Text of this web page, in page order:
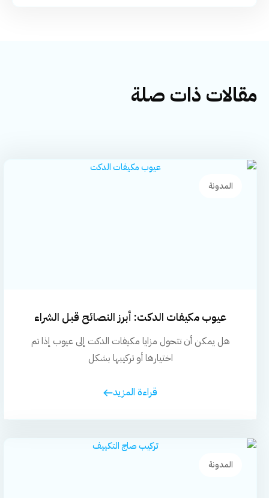
مقالات ذات صلة
المدونة
عيوب مكيفات الدكت: أبرز النصائح قبل الشراء
والتركيب
هل يمكن أن تتحول مزايا مكيفات الدكت إلى عيوب إذا تم
اختيارها أو تركيبها بشكل
قراءة المزيد
المدونة